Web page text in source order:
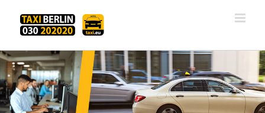
Inhalt
springen